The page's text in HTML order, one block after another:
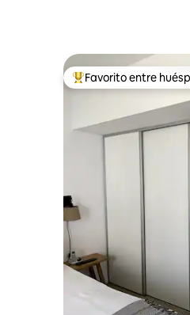
Favorito entre
Favorito entre